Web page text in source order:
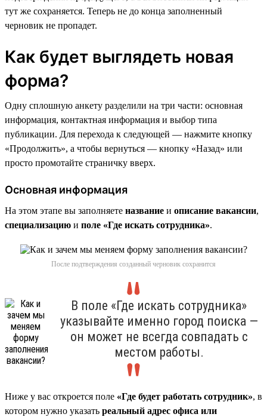
тут же сохраняется. Теперь не до конца заполненный
черновик не пропадет.
Как будет выглядеть новая
форма?
Одну сплошную анкету разделили на три части: основная
информация, контактная информация и выбор типа
публикации. Для перехода к следующей — нажмите кнопку
«Продолжить», а чтобы вернуться — кнопку «Назад» или
просто промотайте страничку вверх.
Основная информация
На этом этапе вы заполняете название и описание вакансии,
специализацию и поле «Где искать сотрудника».
После подтверждения созданный черновик сохранится
В поле «Где искать сотрудника»
указывайте именно город поиска —
он может не всегда совпадать с
местом работы.
Ниже у вас откроется поле «Где будет работать сотрудник», в
котором нужно указать реальный адрес офиса или